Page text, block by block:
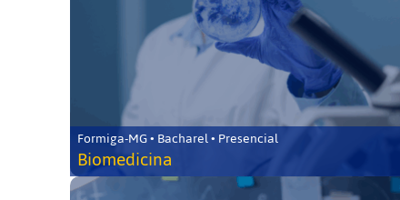
Formiga-MG • Bacharel • Presencial
Biomedicina